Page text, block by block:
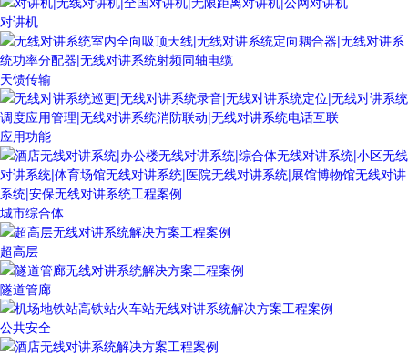
对讲机
天馈传输
应用功能
城市综合体
超高层
隧道管廊
公共安全